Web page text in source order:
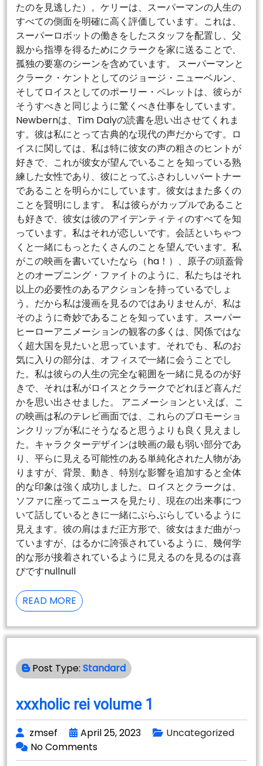
たのを見逃した）。ケリーは、スーパーマンの人生の
すべての側面を明確に高く評価しています。これは、
スーパーロボットの働きをしたスタッフを配置し、父
親から指導を得るためにクラークを家に送ることで、
孤独の要塞のシーンを含めています。 スーパーマンと
クラーク・ケントとしてのジョージ・ニューベルン、
そしてロイスとしてのポーリー・ペレットは、彼らが
そうすべきと同じように驚くべき仕事をしています。
Newbernは、Tim Dalyの読書を思い出させてくれま
す。彼は私にとって古典的な現代の声だからです。ロ
イスに関しては、私は特に彼女の声の粗さのヒントが
好きで、これが彼女が望んでいることを知っている熟
練した女性であり、彼にとってふさわしいパートナー
であることを明らかにしています。彼女はまた多くの
ことを賢明にします。 私は彼らがカップルであること
も好きで、彼女は彼のアイデンティティのすべてを知
っています。私はそれが恋しいです。会話といちゃつ
くと一緒にもっとたくさんのことを望んでいます。私
がこの映画を書いていたなら（ha！）、原子の頭蓋骨
とのオープニング・ファイトのように、私たちはそれ
以上の必要性のあるアクションを持っているでしょ
う。だから私は漫画を見るのではありませんが、私は
そのように奇妙であることを知っています。スーパー
ヒーローアニメーションの観客の多くは、関係ではな
く超大国を見たいと思っています。それでも、私のお
気に入りの部分は、オフィスで一緒に会うことでし
た。私は彼らの人生の完全な範囲を一緒に見るのが好
きで、それは私がロイスとクラークでどれほど喜んだ
かを思い出させました。 アニメーションといえば、こ
の映画は私のテレビ画面では、これらのプロモーショ
ンクリップが私にそうなると思うよりも良く見えまし
た。キャラクターデザインは映画の最も弱い部分であ
り、平らに見える可能性のある単純化された人物があ
りますが、背景、動き、特別な影響を追加すると全体
的な印象は強く成功しました。ロイスとクラークは、
ソファに座ってニュースを見たり、現在の出来事につ
いて話しているときに一緒にぶらぶらしているように
見えます。彼の肩はまだ正方形で、彼女はまだ曲がっ
ていますが、はるかに誇張されているように、幾何学
的な形が接着されているように見えるのを見るのは喜
びですnullnull
READ MORE SUPERMAN
VS.
THE
ELITE
Post Type: Standard
xxxholic rei volume 1
zmsef April 25, 2023
Uncategorized
No Comments